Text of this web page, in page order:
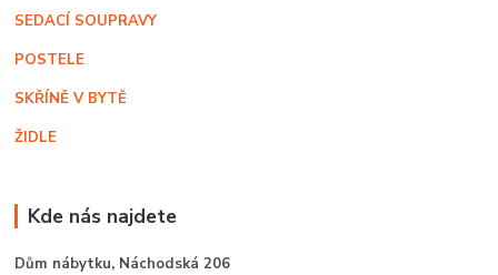
SEDACÍ SOUPRAVY
POSTELE
SKŘÍNĚ V BYTĚ
ŽIDLE
Kde nás najdete
Dům nábytku, Náchodská 206